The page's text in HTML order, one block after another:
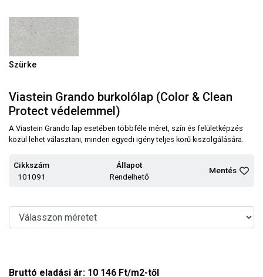
Szürke
Viastein Grando burkolólap (Color & Clean
Protect védelemmel)
A Viastein Grando lap esetében többféle méret, szín és felületképzés
közül lehet választani, minden egyedi igény teljes körű kiszolgálására.
Cikkszám
101091
Állapot
Rendelhető
Mentés
Bruttó eladási ár: 10 146 Ft/m2-től